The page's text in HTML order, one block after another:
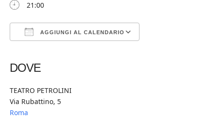
21:00
AGGIUNGI AL CALENDARIO
DOVE
TEATRO PETROLINI
Via Rubattino, 5
Roma